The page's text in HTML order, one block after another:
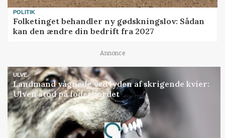
POLITIK
Folketinget behandler ny gødskningslov: Sådan
kan den ændre din bedrift fra 2027
Annonce
ULVE
Landmand vågnede ved lyden af skrigende kvier:
Ulven stod på foderbordet
Annonce